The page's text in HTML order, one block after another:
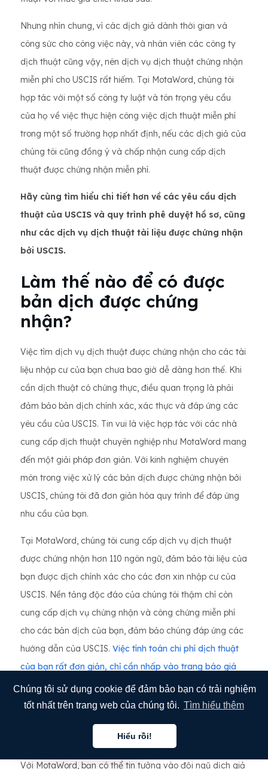
Chúng tôi sử dụng cookie để đảm bảo bạn có trải nghiệm
tốt nhất trên trang web của chúng tôi. Tìm hiểu thêm
Hiểu rồi!
Nhưng nhìn chung, vì các dịch giả dành thời gian và
công sức cho công việc này, và nhân viên các công ty
dịch thuật cũng vậy, nên dịch vụ dịch thuật chứng nhận
miễn phí cho USCIS rất hiếm. Tại MotaWord, chúng tôi
hợp tác với một số công ty luật và tôn trọng yêu cầu
của họ về việc thực hiện công việc dịch thuật miễn phí
trong một số trường hợp nhất định, nếu các dịch giả của
chúng tôi cũng đồng ý và chấp nhận cung cấp dịch
thuật được chứng nhận miễn phí.
Hãy cùng tìm hiểu chi tiết hơn về các yêu cầu dịch
thuật của USCIS và quy trình phê duyệt hồ sơ, cũng
như các dịch vụ dịch thuật tài liệu được chứng nhận
bởi USCIS.
Làm thế nào để có được
bản dịch được chứng
nhận?
Việc tìm dịch vụ dịch thuật được chứng nhận cho các tài
liệu nhập cư của bạn chưa bao giờ dễ dàng hơn thế. Khi
cần dịch thuật có chứng thực, điều quan trọng là phải
đảm bảo bản dịch chính xác, xác thực và đáp ứng các
yêu cầu của USCIS. Tin vui là việc hợp tác với các nhà
cung cấp dịch thuật chuyên nghiệp như MotaWord mang
đến một giải pháp đơn giản. Với kinh nghiệm chuyên
môn trong việc xử lý các bản dịch được chứng nhận bởi
USCIS, chúng tôi đã đơn giản hóa quy trình để đáp ứng
nhu cầu của bạn.
Tại MotaWord, chúng tôi cung cấp dịch vụ dịch thuật
được chứng nhận hơn 110 ngôn ngữ, đảm bảo tài liệu của
bạn được dịch chính xác cho các đơn xin nhập cư của
USCIS. Nền tảng độc đáo của chúng tôi thậm chí còn
cung cấp dịch vụ chứng nhận và công chứng miễn phí
cho các bản dịch của bạn, đảm bảo chúng đáp ứng các
hướng dẫn của USCIS. Việc tính toán chi phí dịch thuật
của bạn rất đơn giản, chỉ cần nhấp vào trang báo giá
của chúng tôi, bạn sẽ nhận được báo giá ngay lập tức.
Hệ thống hiệu quả của chúng tôi đảm bảo bạn sẽ nhận
được tài liệu đã dịch trong vòng 12 giờ, giúp bạn tiết kiệm
thời gian và đẩy nhanh quá trình xin giấy phép nhập cư.
Với MotaWord, bạn có thể tin tưởng vào đội ngũ dịch giả
Tiếng việt